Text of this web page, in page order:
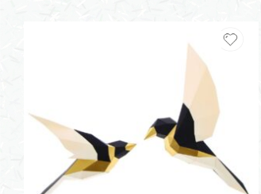
PAPETERIE
IDÉES CADEAUX